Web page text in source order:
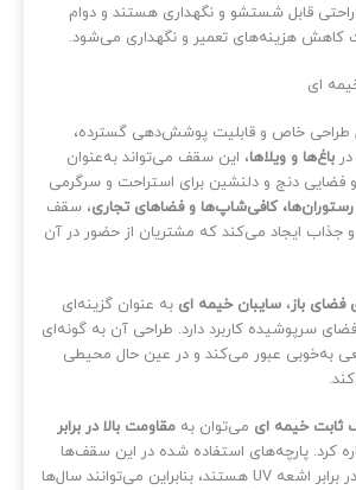
شستشو و نگهداری هستند و دوام
هزینه‌های تعمیر و نگهداری می‌شود.
خاص و قابلیت پوشش‌دهی گسترده،
و ویلاها ، این سقف می‌تواند به‌عنوان
دنج و دلنشین برای استراحت و سرگرمی
کافی‌شاپ‌ها و فضاهای تجاری ، سقف
می‌کند که مشتریان از حضور در آن
،سایبان خیمه‌ ایبه عنوان گزینه‌ای
کاربرد دارد. طراحی آن به گونه‌ای
عبور می‌کند و در عین حال محیطی
ایمی‌توان بهمقاومت بالا در برابر
پارچه‌های استفاده شده در این سقف‌ها
ضدآب، ضدباد و مقاوم در برابر اشعه UV هستند، بنابراین می‌توانند سال‌ها